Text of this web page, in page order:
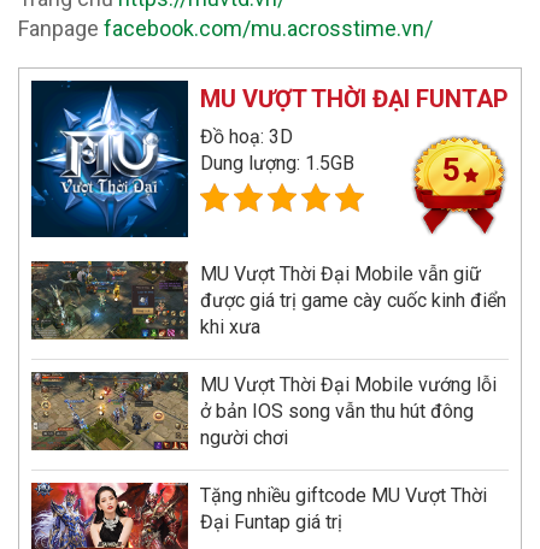
Fanpage facebook.com/mu.acrosstime.vn/
MU VƯỢT THỜI ĐẠI FUNTAP
Đồ hoạ: 3D
Dung lượng: 1.5GB
5
MU Vượt Thời Đại Mobile vẫn giữ
được giá trị game cày cuốc kinh điển
khi xưa
MU Vượt Thời Đại Mobile vướng lỗi
ở bản IOS song vẫn thu hút đông
người chơi
Tặng nhiều giftcode MU Vượt Thời
Đại Funtap giá trị